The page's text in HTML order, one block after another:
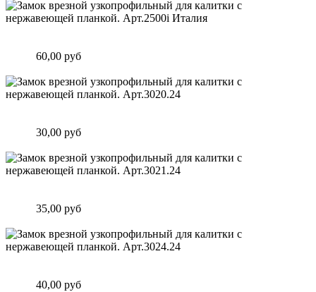
60,00 руб
30,00 руб
35,00 руб
40,00 руб